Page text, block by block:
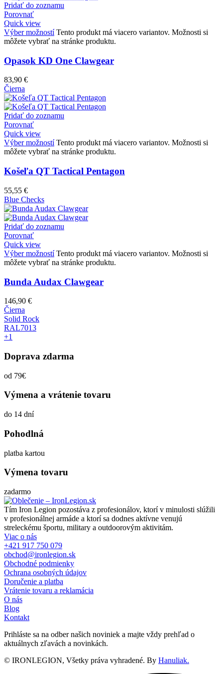
Pridať do zoznamu
Porovnať
Quick view
Výber možností Tento produkt má viacero variantov. Možnosti si
môžete vybrať na stránke produktu.
Opasok KD One Clawgear
83,90 €
Čierna
Pridať do zoznamu
Porovnať
Quick view
Výber možností Tento produkt má viacero variantov. Možnosti si
môžete vybrať na stránke produktu.
Košeľa QT Tactical Pentagon
55,55 €
Blue Checks
Pridať do zoznamu
Porovnať
Quick view
Výber možností Tento produkt má viacero variantov. Možnosti si
môžete vybrať na stránke produktu.
Bunda Audax Clawgear
146,90 €
Čierna
Solid Rock
RAL7013
+1
Doprava zdarma
od 79€
Výmena a vrátenie tovaru
do 14 dní
Pohodlná
platba kartou
Výmena tovaru
zadarmo
Tím Iron Legion pozostáva z profesionálov, ktorí v minulosti slúžili
v profesionálnej armáde a ktorí sa dodnes aktívne venujú
streleckému športu, military a outdoorovým aktivitám.
Viac o nás
+421 917 750 079
obchod@ironlegion.sk
Obchodné podmienky
Ochrana osobných údajov
Doručenie a platba
Vrátenie tovaru a reklamácia
O nás
Blog
Kontakt
Prihláste sa na odber našich noviniek a majte vždy prehľad o
aktuálnych zľavách a novinkách.
© IRONLEGION, Všetky práva vyhradené. By Hanuliak.